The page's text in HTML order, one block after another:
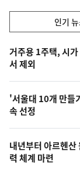
기,
최
신,
오
늘
의
영
상
인기
기
뉴
스
거주용 1주택, 시
서 제외
'서울대 10개 만들
속 선정
내년부터 아르헨
력 체계 마련